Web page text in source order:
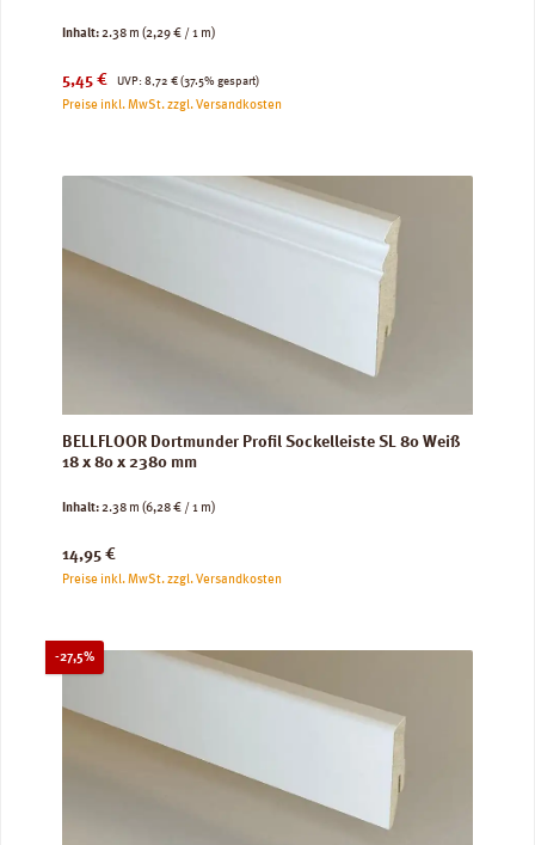
Inhalt:2.38 m (2,29 € / 1 m)
Verkaufspreis:
5,45 € UVP:
Regulärer Preis:
8,72 € (37.5% gespart)
Preise inkl. MwSt. zzgl. Versandkosten
BELLFLOOR Dortmunder Profil Sockelleiste SL 80 Weiß
18 x 80 x 2380 mm
Inhalt:2.38 m (6,28 € / 1 m)
Regulärer Preis:
14,95 €
Preise inkl. MwSt. zzgl. Versandkosten
-27,5%Rabatt